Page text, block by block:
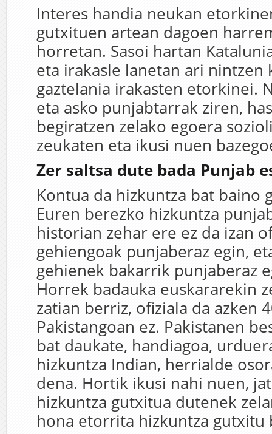
Interes handia neukan
gutxituen artean dagoen
horretan. Sasoi hartan
eta irakasle lanetan ari nintzen
gaztelania irakasten etorkinei.
eta asko punjabtarrak ziren,
begiratzen zelako egoera
zeukaten eta ikusi nuen
Zer saltsa dute bada Punjab
Kontua da hizkuntza bat baino
Euren berezko hizkuntza
historian zehar ere ez da izan
gehiengoak punjaberaz egin,
gehienek bakarrik punjaberaz
Horrek badauka euskararekin
zatian berriz, ofiziala da azken
Pakistangoan ez. Pakistanen
bat daukate, handiagoa,
hizkuntza Indian, herrialde
dena. Hortik ikusi nahi nuen,
hizkuntza gutxitua dutenek
hona etorrita hizkuntza gutxitu